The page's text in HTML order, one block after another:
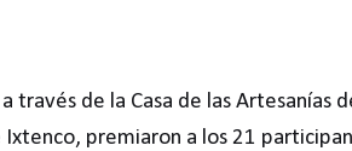
través de la Casa de las Artesanías
premiaron a los 21